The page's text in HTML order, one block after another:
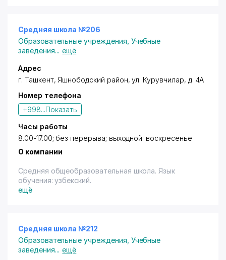
Средняя школа №206
Образовательные учреждения Учебные
заведения... ещё
Адрес
г. Ташкент, Яшнободский район,ул. Курувчилар, д. 4А
Номер телефона
+998...Показать
Часы работы
8.00-17.00; без перерыва; выходной: воскресенье
О компании
Средняя общеобразовательная школа. Язык
обучения: узбекский.
ещё
Средняя школа №212
Образовательные учреждения Учебные
заведения... ещё